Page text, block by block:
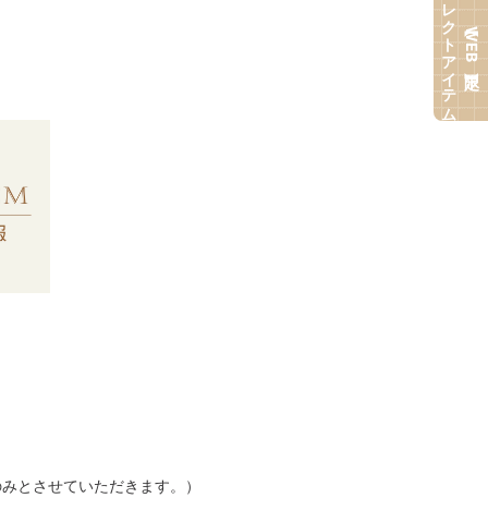
とさせていただきます。）
【WEB限定】
セレクトアイテム